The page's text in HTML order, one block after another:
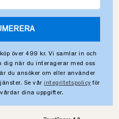
över 499 kr. Vi samlar in och
dig när du interagerar med oss
du ansöker om eller använder
Se vår integritetspolicy för
dina uppgifter.